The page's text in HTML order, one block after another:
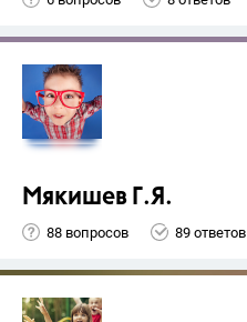
Мякишев Г.Я.
88 вопросов 89 ответов